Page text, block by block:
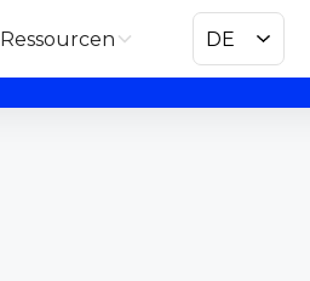
Ressourcen DE